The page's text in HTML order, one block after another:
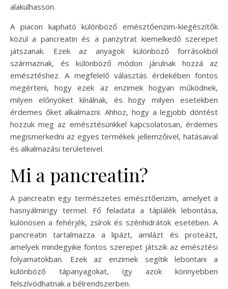
alakulhasson.
A piacon kapható különböző emésztőenzim-kiegészítők
közül a pancreatin és a panzytrat kiemelkedő szerepet
játszanak. Ezek az anyagok különböző forrásokból
származnak, és különböző módon járulnak hozzá az
emésztéshez. A megfelelő választás érdekében fontos
megérteni, hogy ezek az enzimek hogyan működnek,
milyen előnyöket kínálnak, és hogy milyen esetekben
érdemes őket alkalmazni. Ahhoz, hogy a legjobb döntést
hozzuk meg az emésztésünkkel kapcsolatosan, érdemes
megismerkedni az egyes termékek jellemzőivel, hatásaival
és alkalmazási területeivel.
Mi a pancreatin?
A pancreatin egy természetes emésztőenzim, amelyet a
hasnyálmirigy termel. Fő feladata a táplálék lebontása,
különösen a fehérjék, zsírok és szénhidrátok esetében. A
pancreatin tartalmazza a lipázt, amilázt és proteázt,
amelyek mindegyike fontos szerepet játszik az emésztési
folyamatokban. Ezek az enzimek segítik lebontani a
különböző tápanyagokat, így azok könnyebben
felszívódhatnak a bélrendszerben.